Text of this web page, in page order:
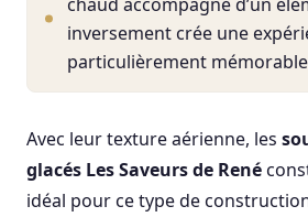
inversement crée une
particulièrement
Avec leur texture aérienne, les
glacés Les Saveurs de René
idéal pour ce type de